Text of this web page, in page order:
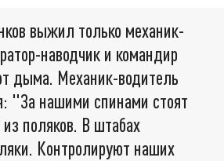
выжил только механик-
наводчик и командир
дыма. Механик-водитель
"За нашими спинами стоят
поляков. В штабах
Контролируют наших